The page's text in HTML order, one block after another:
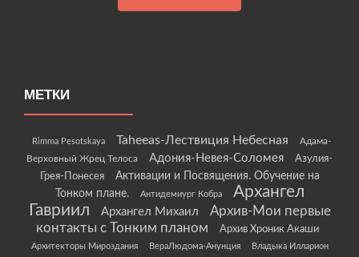
МЕТКИ
Rimma Pesotskaya Taheeas-Лествиция Небесная
Адама-
Верховный Жрец Телоса
Адония-Невея-Соломея
Азулия-
Грея-Понесея
Активации и Посвящения. Обучение на
Тонком плане.
Антидемиург Кобра
Архангел
Гавриил
Архангел Михаил
Архив-Мои первые
контакты с Тонким планом
Архив Хроник Акаши
Архитекторы Мироздания ВераЛюдома-Анунция Владыка Илларион